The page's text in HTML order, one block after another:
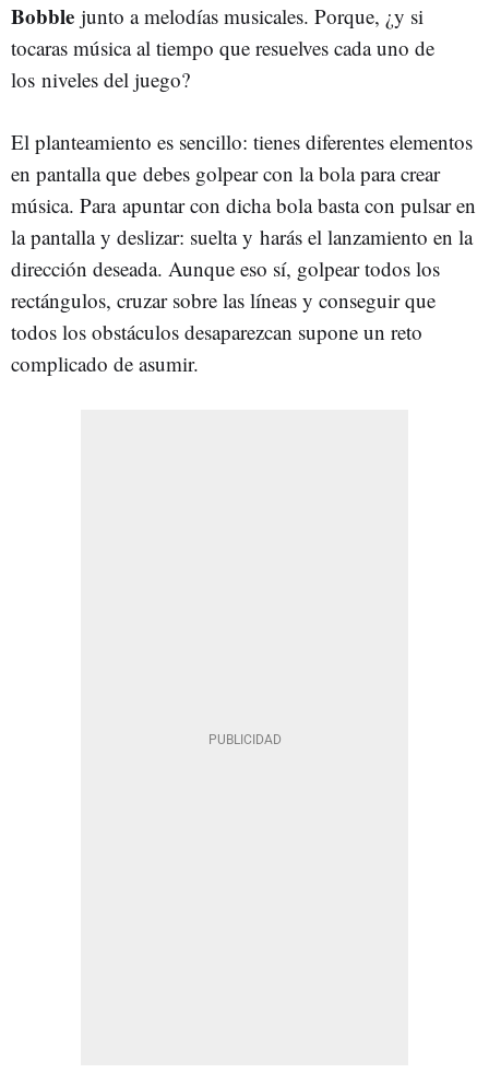
Bobble junto a melodías musicales. Porque, ¿y si
tocaras música al tiempo que resuelves cada uno de
los niveles del juego?
El planteamiento es sencillo: tienes diferentes elementos
en pantalla que debes golpear con la bola para crear
música. Para apuntar con dicha bola basta con pulsar en
la pantalla y deslizar: suelta y harás el lanzamiento en la
dirección deseada. Aunque eso sí, golpear todos los
rectángulos, cruzar sobre las líneas y conseguir que
todos los obstáculos desaparezcan supone un reto
complicado de asumir.